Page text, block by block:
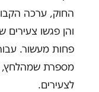
החוק, ערכה
והן פגשו צעירים
פחות מעשור.
מספרת שמהלחץ,
לצעירים.